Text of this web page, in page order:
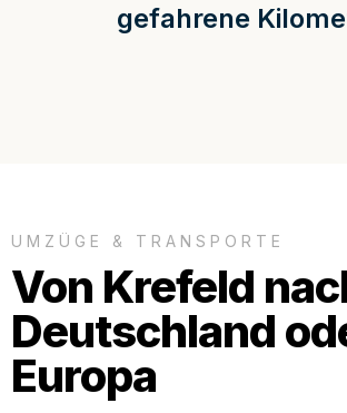
gefahrene
UMZÜGE & TRANSPORTE
Von Krefeld
Deutschland
Europa